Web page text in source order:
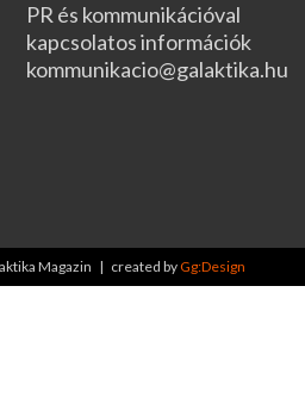
PR és kommunikációval
kapcsolatos információk
kommunikacio@galaktika.hu
Magazin | created byGg:Design